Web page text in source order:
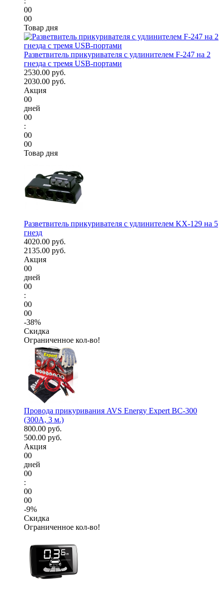
00
00
Товар дня
Разветвитель прикуривателя с удлинителем F-247 на 2
гнезда с тремя USB-портами
2530.00 руб.
2030.00 руб.
Акция
00
дней
00
:
00
00
Товар дня
Разветвитель прикуривателя с удлинителем KX-129 на 5
гнезд
4020.00 руб.
2135.00 руб.
Акция
00
дней
00
:
00
00
-38%
Скидка
Ограниченное кол-во!
Провода прикуривания AVS Energy Expert BC-300
(300А, 3 м.)
800.00 руб.
500.00 руб.
Акция
00
дней
00
:
00
00
-9%
Скидка
Ограниченное кол-во!